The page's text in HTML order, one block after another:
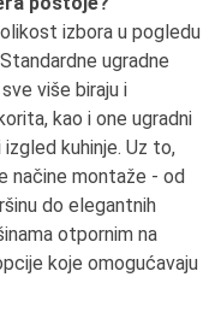
izbora u pogledu
ugradne
više biraju i
kao i one ugradni
kuhinje. Uz to,
načine montaže - od
do elegantnih
otpornim na
koje omogućavaju